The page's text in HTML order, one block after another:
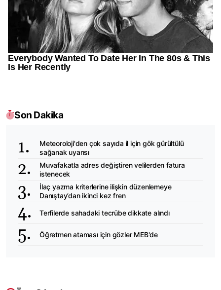
Son Dakika
Meteoroloji'den çok sayıda il için gök gürültülü
sağanak uyarısı
Muvafakatla adres değiştiren velilerden fatura
istenecek
İlaç yazma kriterlerine ilişkin düzenlemeye
Danıştay’dan ikinci kez fren
Terfilerde sahadaki tecrübe dikkate alındı
Öğretmen ataması için gözler MEB'de